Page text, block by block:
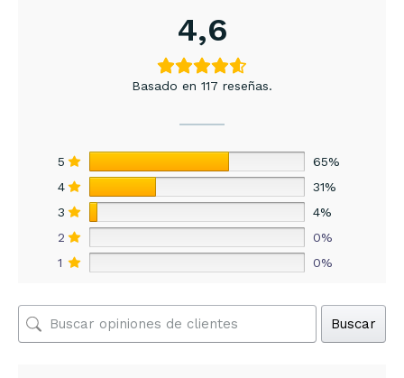
4,6
Basado en 117 reseñas.
5
65%
4
31%
3
4%
2
0%
1
0%
Buscar